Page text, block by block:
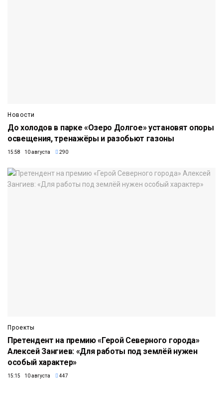
Новости
До холодов в парке «Озеро Долгое» установят опоры
освещения, тренажёры и разобьют газоны
15:58 10 августа 290
Проекты
Претендент на премию «Герой Северного города»
Алексей Зангиев: «Для работы под землёй нужен
особый характер»
15:15 10 августа 447